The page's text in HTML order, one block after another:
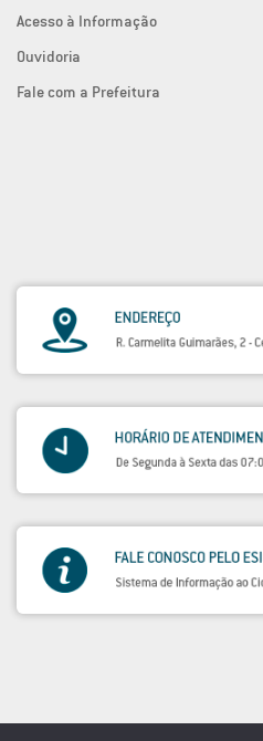
Acesso à Informação
Ouvidoria
Fale com a Prefeitura